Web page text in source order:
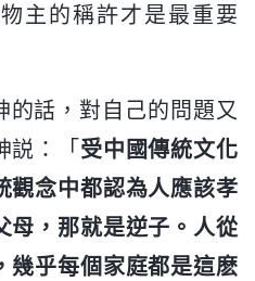
主的稱許才是最重要
的話，對自己的問題又
説：「 受中國傳統文化
觀念中都認為人應該孝
母，那就是逆子。人從
幾乎每個家庭都是這麽